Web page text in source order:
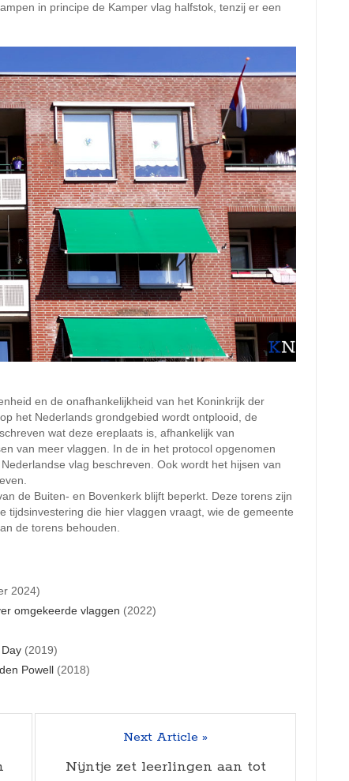
in principe de Kamper vlag halfstok, tenzij er een
en de onafhankelijkheid van het Koninkrijk der
het Nederlands grondgebied wordt ontplooid, de
wat deze ereplaats is, afhankelijk van
van meer vlaggen. In de in het protocol opgenomen
vlag beschreven. Ook wordt het hijsen van
de Buiten- en Bovenkerk blijft beperkt. Deze torens zijn
tijdsinvestering die hier vlaggen vraagt, wie de gemeente
de torens behouden.
2024)
omgekeerde vlaggen (2022)
(2019)
Powell (2018)
Next Article »
Nijntje zet leerlingen aan tot